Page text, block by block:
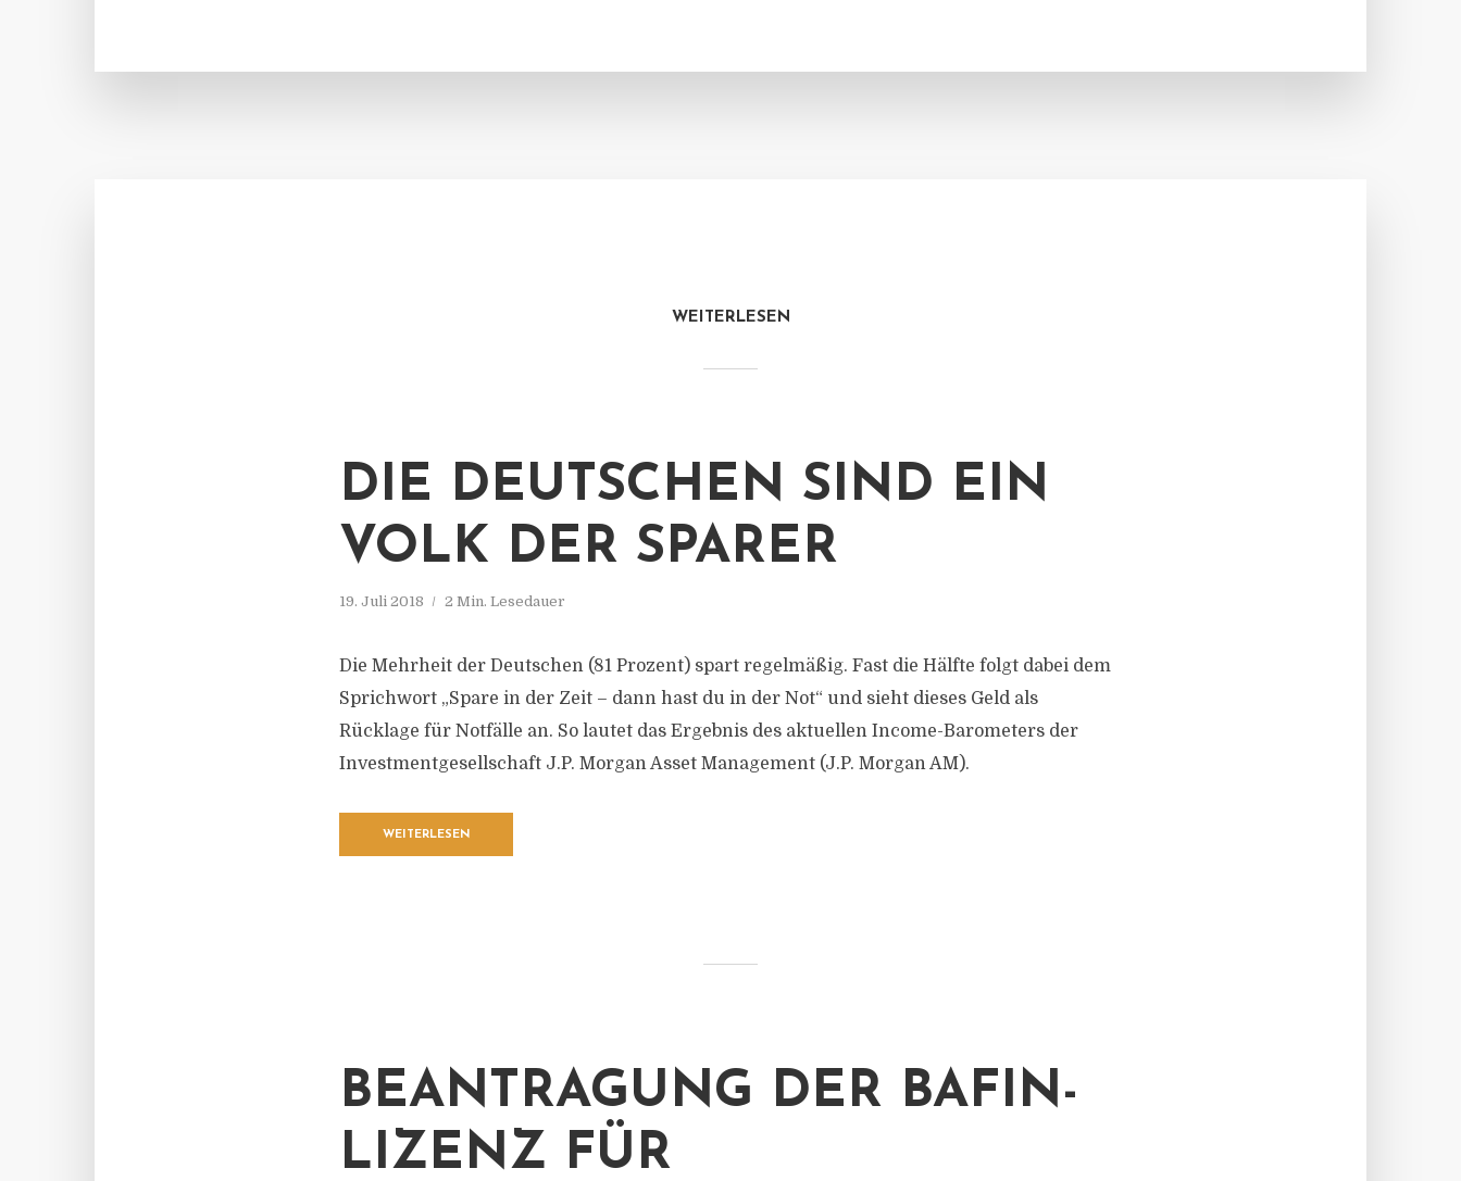
WEITERLESEN
DIE DEUTSCHEN SIND EIN
VOLK DER SPARER
19. Juli 2018 2 Min. Lesedauer
Die Mehrheit der Deutschen (81 Prozent) spart regelmäßig. Fast die Hälfte folgt dabei dem
Sprichwort „Spare in der Zeit – dann hast du in der Not“ und sieht dieses Geld als
Rücklage für Notfälle an. So lautet das Ergebnis des aktuellen Income-Barometers der
Investmentgesellschaft J.P. Morgan Asset Management (J.P. Morgan AM).
WEITERLESEN
BEANTRAGUNG DER BAFIN-
LIZENZ FÜR